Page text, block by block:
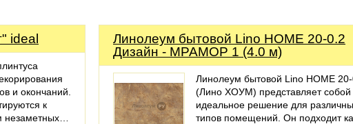
ideal
и окончаний.
к
незаметных…
Линолеум бытовой Lino HOME 20-0.2
Дизайн - МРАМОР 1 (4.0 м)
Линолеум бытовой Lino HOME
(Лино ХОУМ) представляет собой
идеальное решение для
типов помещений. Он подходит